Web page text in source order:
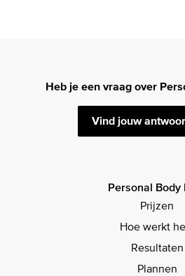
Heb je een vraag over
Vind jouw
Personal Body
Prijzen
Hoe werkt
Resultaten
Plannen